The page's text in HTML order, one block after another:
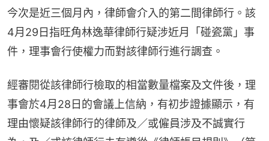
今次是近三個月內，律師會介入的第二間律師行。該
4月29日指旺角林逸華律師行疑涉近月「碰瓷黨」事
件，理事會行使權力而對該律師行進行調查。
經審閱從該律師行檢取的相當數量檔案及文件後，理
事會於4月28日的會議上信納，有初步證據顯示，有
理由懷疑該律師行的律師及／或僱員涉及不誠實行